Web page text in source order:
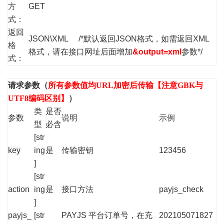
方
式：
GET
返回
格
式：
JSON\XML /*默认返回JSON格式，如需返回XML
格式，请在接口网址后面增加&output=xml 参数*/
请求参数（所有参数值均URL加密后传输【注意GBK与
UTF8编码区别】
）
参数
类
型
是否
必含
说明 示例
key
[str
ing
]
是 传输密钥 123456
action
[str
ing
]
是 接口方法 payjs_check
payjs_
[str
PAYJS 平台订单号，在充
202105071827